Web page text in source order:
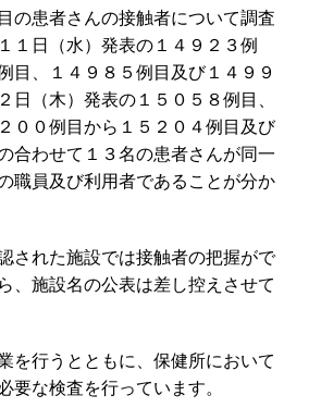
の患者さんの接触者について調査
１日（水）発表の１４９２３例
目、１４９８５例目及び１４９９
日（木）発表の１５０５８例目、
００例目から１５２０４例目及び
合わせて１３名の患者さんが同一
職員及び利用者であることが分か
された施設では接触者の把握がで
、施設名の公表は差し控えさせて
を行うとともに、保健所において
要な検査を行っています。